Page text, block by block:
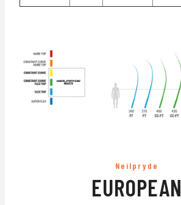
Neilpryde
EUROPEAN